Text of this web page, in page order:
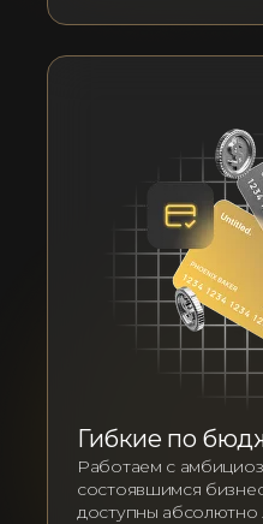
Гибкие по
Работаем с
состоявшимся
доступны